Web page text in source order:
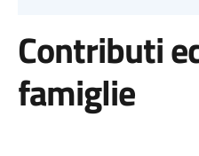
Contributi
famiglie